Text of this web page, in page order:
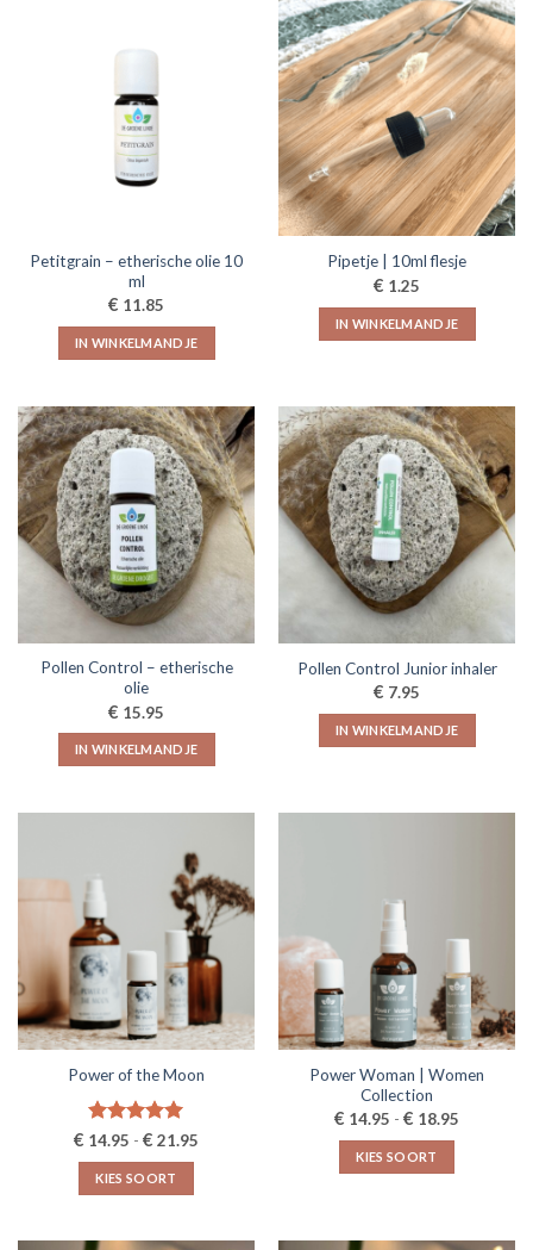
Petitgrain – etherische olie 10
ml
€ 11.85
IN WINKELMANDJE
Pipetje | 10ml flesje
€ 1.25
IN WINKELMANDJE
Pollen Control – etherische
olie
€ 15.95
IN WINKELMANDJE
Pollen Control Junior inhaler
€ 7.95
IN WINKELMANDJE
Power of the Moon
Gewaardeerd
€ 14.95 - € 21.95
KIES SOORT
Power Woman | Women
Collection
€ 14.95 - € 18.95
KIES SOORT